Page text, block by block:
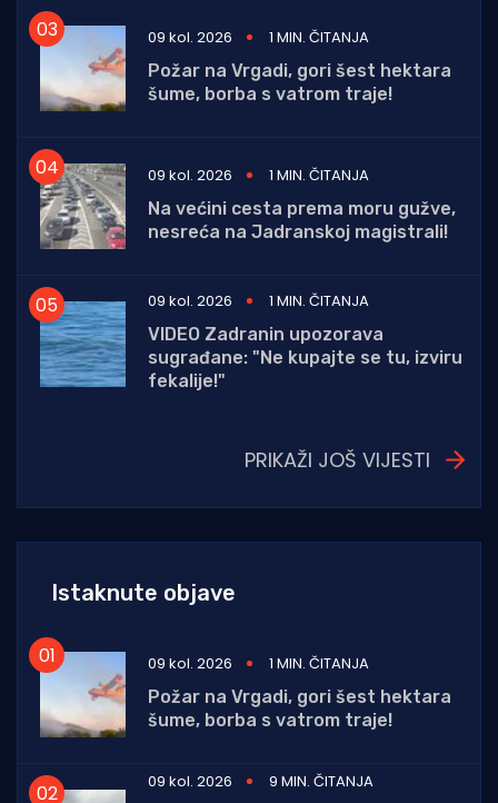
09 kol. 2026
1 MIN. ČITANJA
Požar na Vrgadi, gori šest hektara
šume, borba s vatrom traje!
09 kol. 2026
1 MIN. ČITANJA
Na većini cesta prema moru gužve,
nesreća na Jadranskoj magistrali!
09 kol. 2026
1 MIN. ČITANJA
VIDEO Zadranin upozorava
sugrađane: "Ne kupajte se tu, izviru
fekalije!"
PRIKAŽI JOŠ VIJESTI
Istaknute objave
09 kol. 2026
1 MIN. ČITANJA
Požar na Vrgadi, gori šest hektara
šume, borba s vatrom traje!
09 kol. 2026
9 MIN. ČITANJA